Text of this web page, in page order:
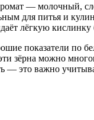
— молочный,
для питья и
лёгкую
показатели по
зёрна можно
— это важно